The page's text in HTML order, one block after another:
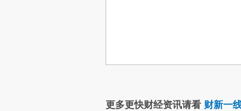
更多更快财经资讯请看 财新一